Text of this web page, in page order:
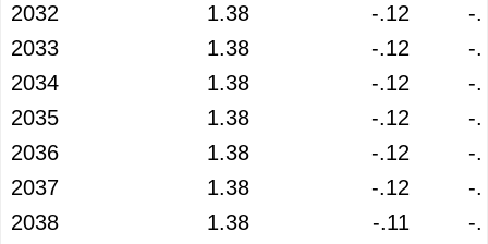
2032
1.38 -.12
-
2033
1.38 -.12
-
2034
1.38 -.12
-
2035
1.38 -.12
-
2036
1.38 -.12
-
2037
1.38 -.12
-
2038
1.38 -.11
-